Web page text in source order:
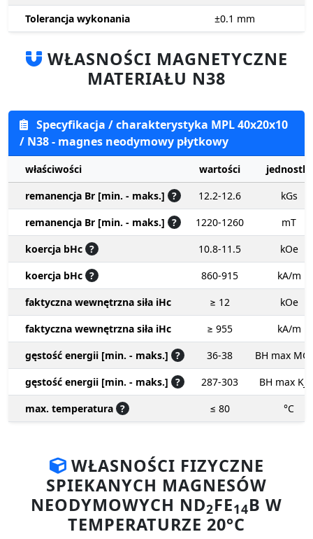
Tolerancja wykonania
±0.1 mm
WŁASNOŚCI MAGNETYCZNE
MATERIAŁU N38
Specyfikacja / charakterystyka MPL 40x20x10
/ N38 - magnes neodymowy płytkowy
właściwości wartości
jednostki
remanencja Br [min. - maks.] ? 12.2-12.6
kGs
remanencja Br [min. - maks.] ? 1220-1260
mT
koercja bHc ? 10.8-11.5
kOe
koercja bHc ? 860-915
kA/m
faktyczna wewnętrzna siła iHc
≥ 12
kOe
faktyczna wewnętrzna siła iHc
≥ 955
kA/m
gęstość energii [min. - maks.] ? 36-38
BH max
gęstość energii [min. - maks.] ? 287-303
BH max
max. temperatura ? ≤ 80 °C
WŁASNOŚCI FIZYCZNE
SPIEKANYCH MAGNESÓW
NEODYMOWYCH ND2FE14B W
TEMPERATURZE 20°C